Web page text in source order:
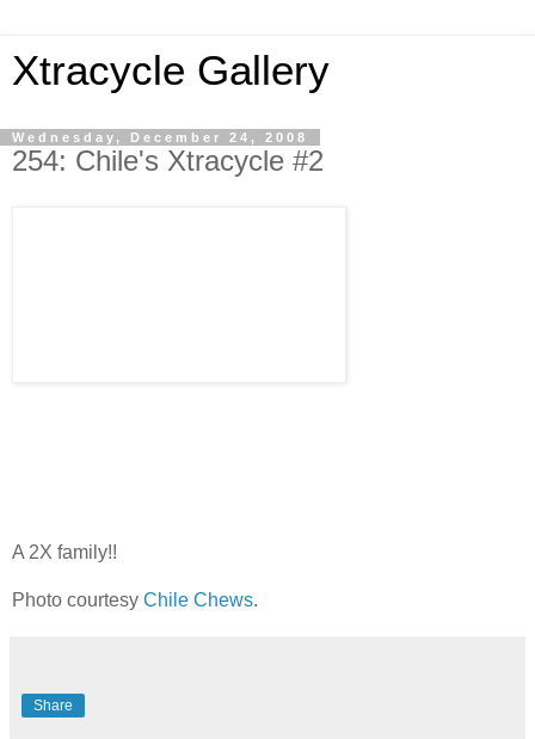
Xtracycle Gallery
Wednesday, December 24, 2008
254: Chile's Xtracycle #2
A 2X family!!
Photo courtesy Chile Chews.
Share